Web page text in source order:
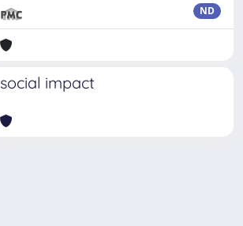
ND
social impact